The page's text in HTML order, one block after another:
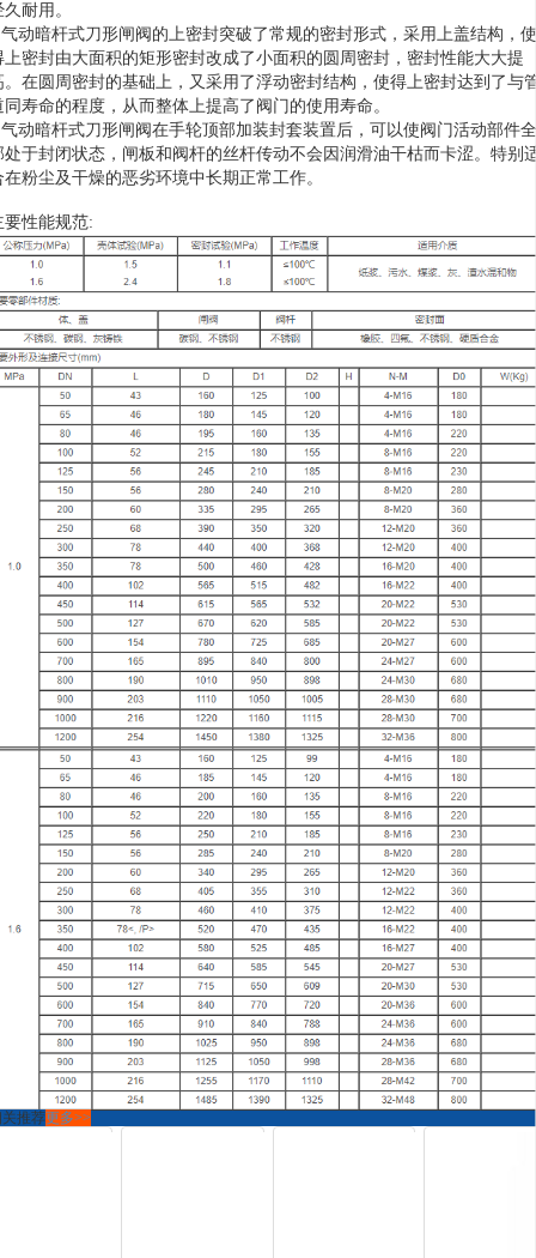
耐用。
动暗杆式刀形闸阀的上密封突破了常规的密封形式，采用上盖结构，使
上密封由大面积的矩形密封改成了小面积的圆周密封，密封性能大大提
。在圆周密封的基础上，又采用了浮动密封结构，使得上密封达到了与
同寿命的程度，从而整体上提高了阀门的使用寿命。
动暗杆式刀形闸阀在手轮顶部加装封套装置后，可以使阀门活动部件全
处于封闭状态，闸板和阀杆的丝杆传动不会因润滑油干枯而卡涩。特别
在粉尘及干燥的恶劣环境中长期正常工作。
要性能规范:
推荐更多>>